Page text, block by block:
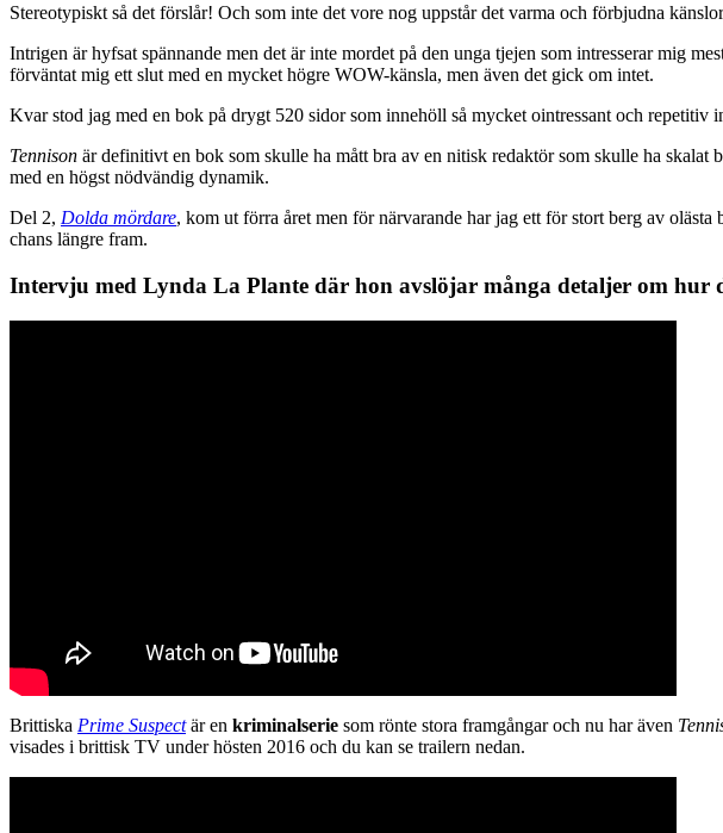
Stereotypiskt så det förslår! Och som inte det vore nog uppstår det varma och förbjudna
Intrigen är hyfsat spännande men det är inte mordet på den unga tjejen som intresserar mig
förväntat mig ett slut med en mycket högre WOW-känsla, men även det gick om intet.
Kvar stod jag med en bok på drygt 520 sidor som innehöll så mycket ointressant och repetitiv
Tennison är definitivt en bok som skulle ha mått bra av en nitisk redaktör som skulle ha
med en högst nödvändig dynamik.
Del 2, Dolda mördare, kom ut förra året men för närvarande har jag ett för stort berg av
chans längre fram.
Intervju med Lynda La Plante där hon avslöjar många detaljer om
Brittiska Prime Suspectär en kriminalserie som rönte stora framgångar och nu har även
visades i brittisk TV under hösten 2016 och du kan se trailern nedan.